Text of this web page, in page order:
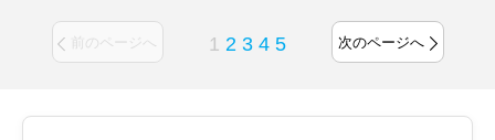
前のページへ 1 2 3 4 5 次のページへ